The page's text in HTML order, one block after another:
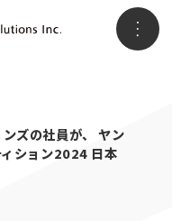
ズの社員が、 ヤン
ション2024 日本